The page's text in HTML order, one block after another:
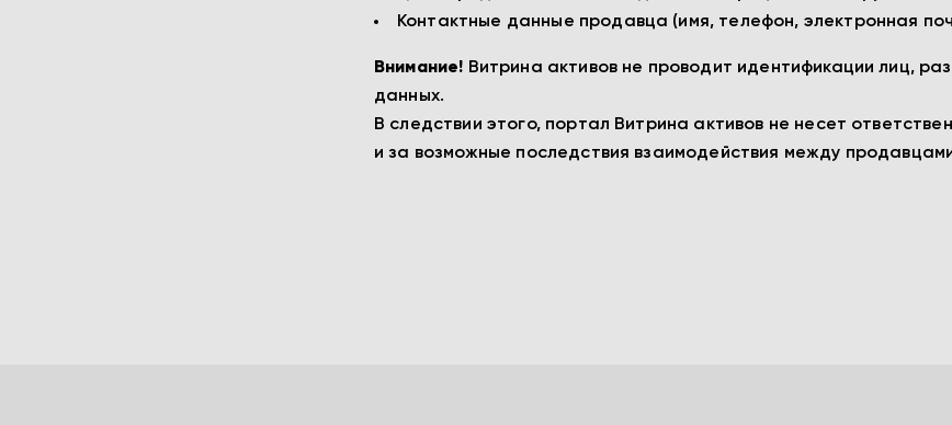
Контактные данные продавца (имя, телефон, электронная
Внимание! Витрина активов не проводит идентификации лиц,
данных.
В следствии этого, портал Витрина активов не несет
и за возможные последствия взаимодействия между